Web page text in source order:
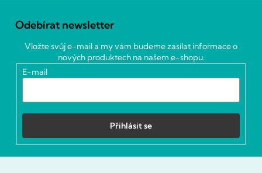
Odebírat newsletter
Vložte svůj e-mail a my vám budeme zasílat informace o
nových produktech na našem e-shopu.
E-mail
Přihlásit se